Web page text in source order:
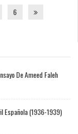
6
De Ameed Faleh
Española (1936-1939)